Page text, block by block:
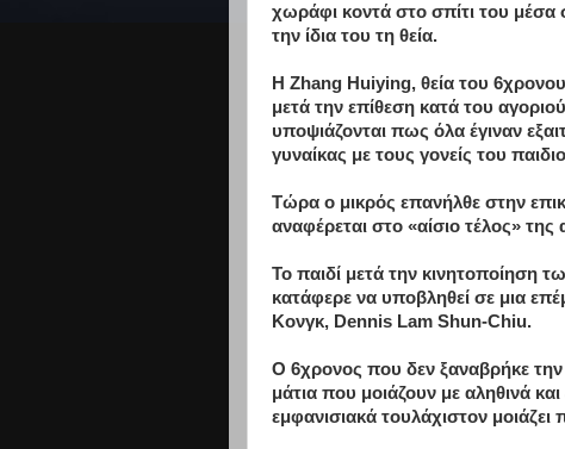
χωράφι κοντά στο σπίτι του μέσα
την ίδια του τη θεία.
Η Zhang Huiying, θεία του
μετά την επίθεση κατά του
υποψιάζονται πως όλα έγιναν
γυναίκας με τους γονείς του
Τώρα ο μικρός επανήλθε στην
αναφέρεται στο «αίσιο τέλος»
Το παιδί μετά την κινητοποίηση
κατάφερε να υποβληθεί σε μια
Κονγκ, Dennis Lam Shun-Chiu.
Ο 6χρονος που δεν ξαναβρήκε την
μάτια που μοιάζουν με αληθινά
εμφανισιακά τουλάχιστον